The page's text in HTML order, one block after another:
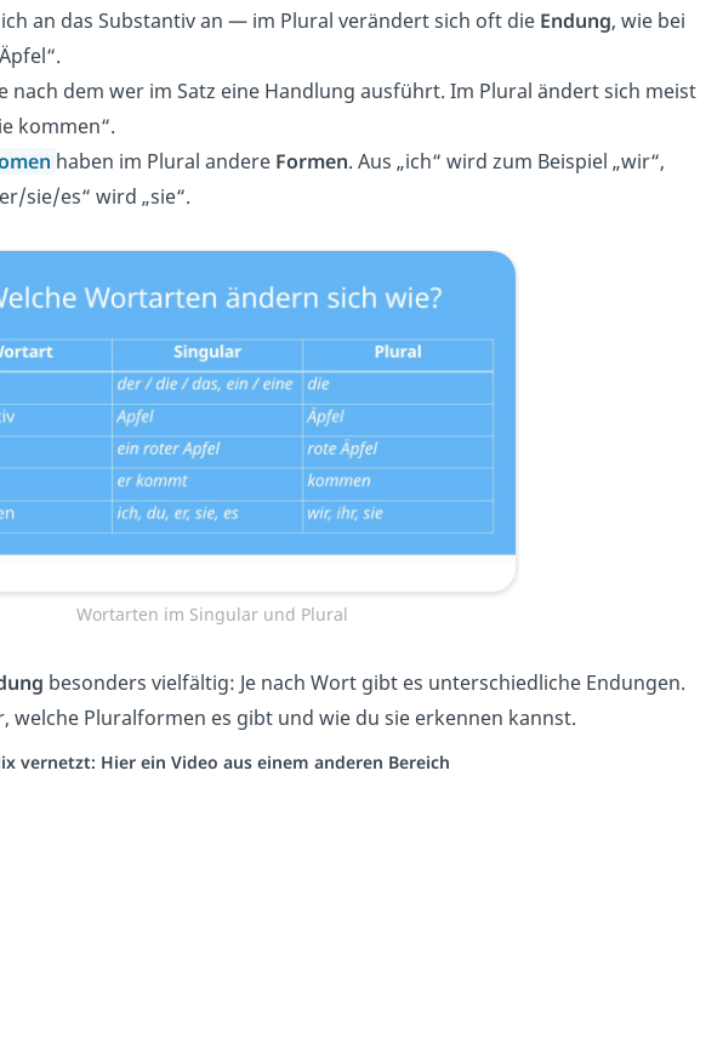
an das Substantiv an — im Plural verändert sich oft die Endung, wie bei
nach dem wer im Satz eine Handlung ausführt. Im Plural ändert sich meist
kommen“.
haben im Plural andere Formen. Aus „ich“ wird zum Beispiel „wir“,
sie/es“ wird „sie“.
Wortarten im Singular und Plural
besonders vielfältig: Je nach Wort gibt es unterschiedliche Endungen.
welche Pluralformen es gibt und wie du sie erkennen kannst.
vernetzt: Hier ein Video aus einem anderen Bereich